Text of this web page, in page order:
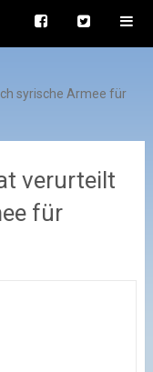
syrische Armee für
verurteilt
für